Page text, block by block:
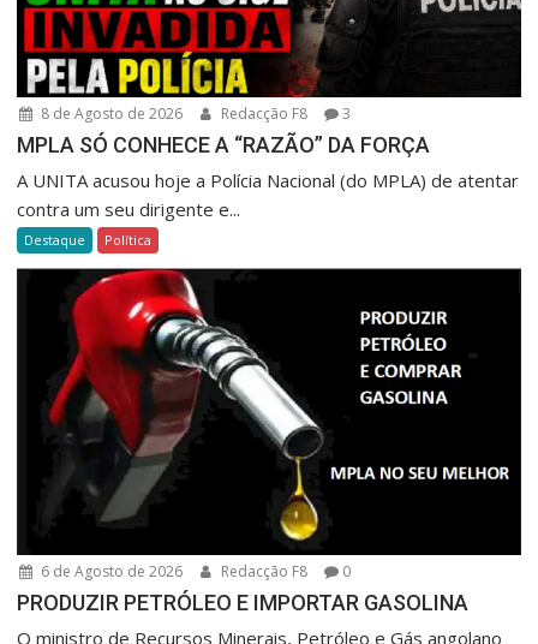
8 de Agosto de 2026 Redacção F8 3
MPLA SÓ CONHECE A “RAZÃO” DA FORÇA
A UNITA acusou hoje a Polícia Nacional (do MPLA) de atentar
contra um seu dirigente e...
Destaque Política
6 de Agosto de 2026 Redacção F8 0
PRODUZIR PETRÓLEO E IMPORTAR GASOLINA
O ministro de Recursos Minerais, Petróleo e Gás angolano